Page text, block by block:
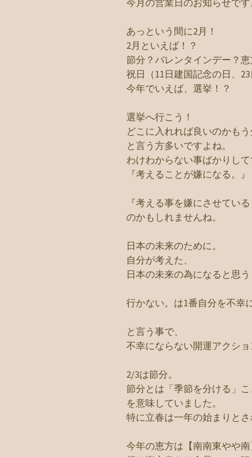
今月の営業日のお知らせです
あっという間に2月！
2月といえば！？
節分？バレンタインデー？恵
祝日（11日建国記念の日、
今年でいえば、選挙！？
選挙へ行こう！
どこに入れれば良いのかもう
と言う方多いですよね。
わけわからない事ばかりして
『考えることが嫌になる。』
『考える事を嫌にさせている
のかもしれませんね。
日本の未来のために。
自分が考えた、
日本の未来の為になると思う
行かない。は1番自分を不幸
と言う事で、
不幸にならない開運アクショ
2/3は節分。
節分とは「季節を分ける」
を意味していました。
特に立春は一年の始まりとさ
今年の恵方は【南南東やや南